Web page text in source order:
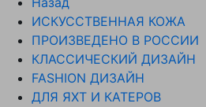
ИСКУССТВЕННАЯ КОЖА
ПРОИЗВЕДЕНО В РОССИИ
КЛАССИЧЕСКИЙ ДИЗАЙН
FASHION ДИЗАЙН
ДЛЯ ЯХТ И КАТЕРОВ